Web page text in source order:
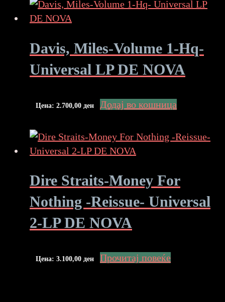
Davis, Miles-Volume 1-Hq-
Universal LP DE NOVA
Цена: 2.700,00 ден Додај во кошница
Dire Straits-Money For
Nothing -Reissue- Universal
2-LP DE NOVA
Цена: 3.100,00 ден Прочитај повеќе